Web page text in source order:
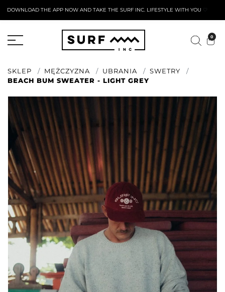
DOWNLOAD THE APP NOW AND TAKE THE SURF INC. LIFESTYLE WITH YOU 🤍
0
SKLEP MĘŻCZYZNA UBRANIA
SWETRY
BEACH BUM SWEATER - LIGHT GREY
AKTYWNY FORMULARZ ZWROTU